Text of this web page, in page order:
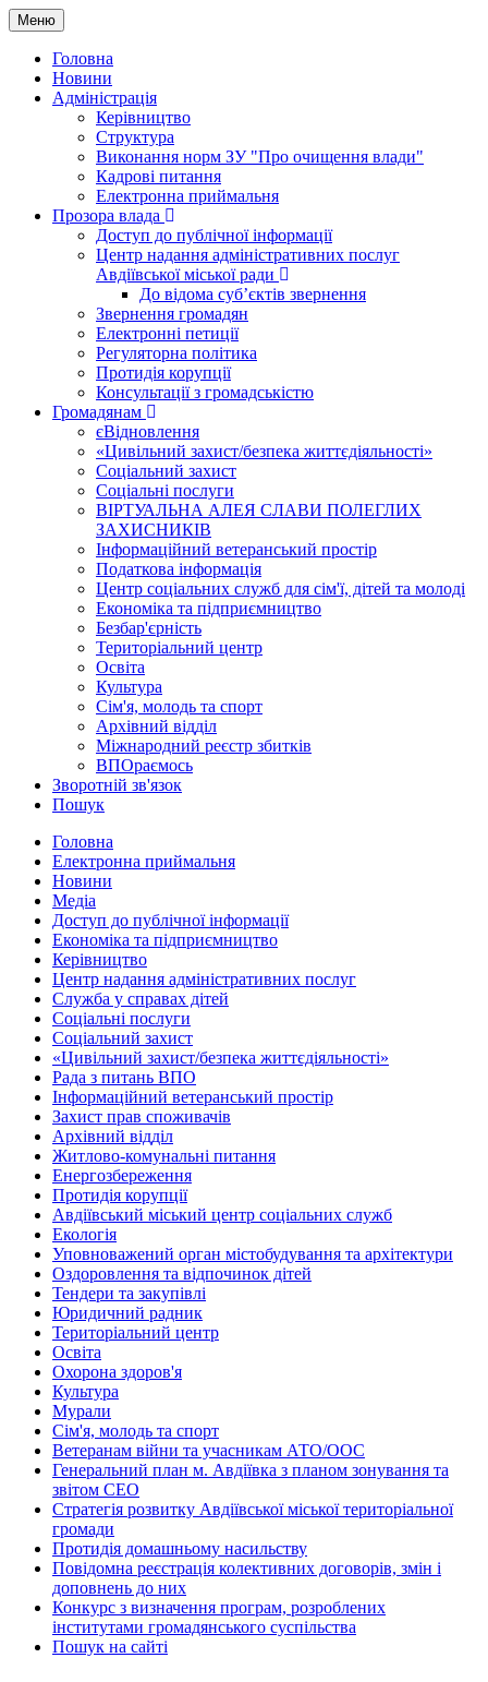
Меню
Головна
Новини
Адміністрація
Керівництво
Структура
Виконання норм ЗУ "Про очищення влади"
Кадрові питання
Електронна приймальня
Прозора влада
Доступ до публічної інформації
Центр надання адміністративних послуг
Авдіївської міської ради
До відома суб’єктів звернення
Звернення громадян
Електронні петиції
Регуляторна політика
Протидія корупції
Консультації з громадськістю
Громадянам
єВідновлення
«Цивільний захист/безпека життєдіяльності»
Соціальний захист
Соціальні послуги
ВІРТУАЛЬНА АЛЕЯ СЛАВИ ПОЛЕГЛИХ
ЗАХИСНИКІВ
Інформаційний ветеранський простір
Податкова інформація
Центр соціальних служб для сім'ї, дітей та молоді
Економіка та підприємництво
Безбар'єрність
Територіальний центр
Освіта
Культура
Сім'я, молодь та спорт
Архівний відділ
Міжнародний реєстр збитків
ВПОраємось
Зворотній зв'язок
Пошук
Головна
Електронна приймальня
Новини
Медіа
Доступ до публічної інформації
Економіка та підприємництво
Керівництво
Центр надання адміністративних послуг
Служба у справах дітей
Соціальні послуги
Соціальний захист
«Цивільний захист/безпека життєдіяльності»
Рада з питань ВПО
Інформаційний ветеранський простір
Захист прав споживачів
Архівний відділ
Житлово-комунальні питання
Енергозбереження
Протидія корупції
Авдіївський міський центр соціальних служб
Екологія
Уповноважений орган містобудування та архітектури
Оздоровлення та відпочинок дітей
Тендери та закупівлі
Юридичний радник
Територіальний центр
Освіта
Охорона здоров'я
Культура
Мурали
Сім'я, молодь та спорт
Ветеранам війни та учасникам АТО/ООС
Генеральний план м. Авдіївка з планом зонування та
звітом СЕО
Стратегія розвитку Авдіївської міської територіальної
громади
Протидія домашньому насильству
Повідомна реєстрація колективних договорів, змін і
доповнень до них
Конкурс з визначення програм, розроблених
інститутами громадянського суспільства
Пошук на сайті